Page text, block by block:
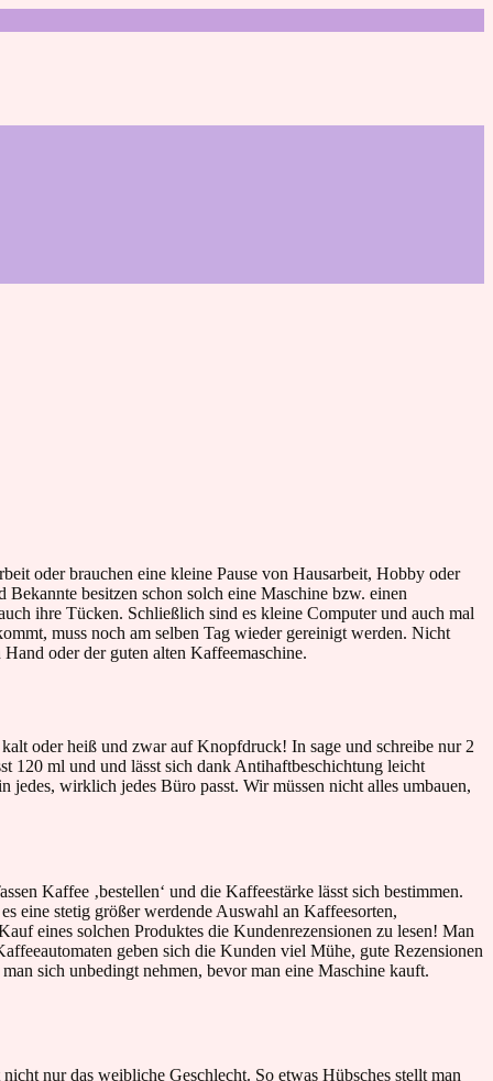
oder brauchen eine kleine Pause von Hausarbeit, Hobby oder
besitzen schon solch eine Maschine bzw. einen
ihre Tücken. Schließlich sind es kleine Computer und auch mal
muss noch am selben Tag wieder gereinigt werden. Nicht
oder der guten alten Kaffeemaschine.
oder heiß und zwar auf Knopfdruck! In sage und schreibe nur 2
120 ml und und lässt sich dank Antihaftbeschichtung leicht
wirklich jedes Büro passt. Wir müssen nicht alles umbauen,
Kaffee ‚bestellen‘ und die Kaffeestärke lässt sich bestimmen.
eine stetig größer werdende Auswahl an Kaffeesorten,
eines solchen Produktes die Kundenrezensionen zu lesen! Man
geben sich die Kunden viel Mühe, gute Rezensionen
sich unbedingt nehmen, bevor man eine Maschine kauft.
nur das weibliche Geschlecht. So etwas Hübsches stellt man